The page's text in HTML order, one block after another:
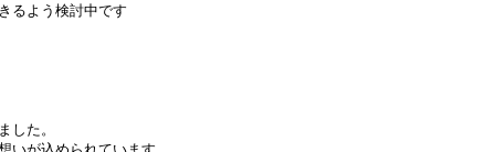
るよう検討中です
した。